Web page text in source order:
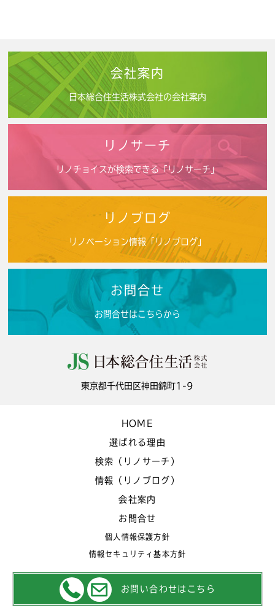
会社案内
日本総合住生活株式会社の会社案内
リノサーチ
リノチョイスが検索できる「リノサーチ」
リノブログ
リノベーション情報「リノブログ」
お問合せ
お問合せはこちらから
東京都千代田区神田錦町1-9
HOME
選ばれる理由
検索（リノサーチ）
情報（リノブログ）
会社案内
お問合せ
個人情報保護方針
情報セキュリティ基本方針
お問い合わせはこちら